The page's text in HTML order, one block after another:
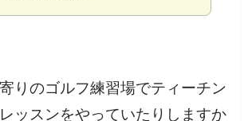
りのゴルフ練習場でティーチン
ッスンをやっていたりしますか